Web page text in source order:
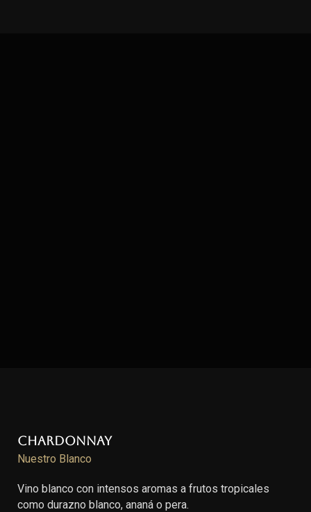
Chardonnay
Nuestro Blanco
Vino blanco con intensos aromas a frutos tropicales
como durazno blanco, ananá o pera.